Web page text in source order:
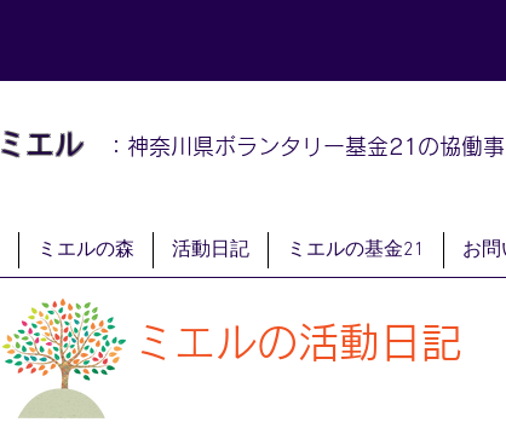
ミエル：神奈川県ボランタリー基金21の協働事
ミエルの森 活動日記 ミエルの基金21 お
ミエルの活動日記